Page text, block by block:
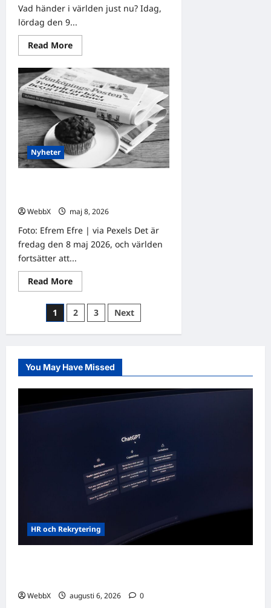
Vad händer i världen just nu? Idag,
lördag den 9...
Read MoreRead
more
Världens
stora
evenemang
som
händer
idag
och
under
den
kommande
veckan
Nyheter
WebbX
maj 8, 2026
Foto: Efrem Efre | via Pexels Det är
fredag den 8 maj 2026, och världen
fortsätter att...
Read MoreRead
more
Världens
nyheter
–
Senaste
maj
2026
Sidnumrering
för
1 2 3 Next
You May Have Missed
HR och Rekrytering
WebbX augusti 6, 2026 0